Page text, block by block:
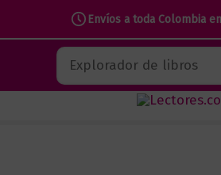
Envíos a toda Colombia
contenido
Buscar